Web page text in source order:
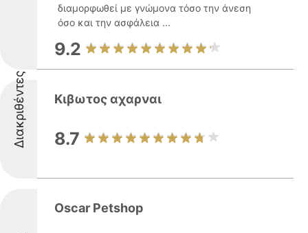
διαμορφωθεί με γνώμονα τόσο την άνεση
όσο και την ασφάλεια ...
9.2
Διακριθέντες Κιβωτος αχαρναι
8.7
Oscar Petshop